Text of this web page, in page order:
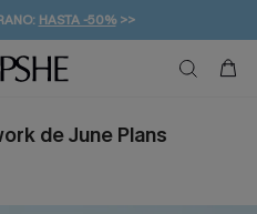
GANAR -10% EXTRA!
A PARTIR DE 49 € >>
de June Plans